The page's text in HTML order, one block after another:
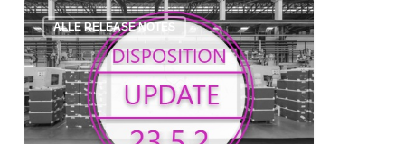
Update:
Version
23.5.2
ALLE RELEASE NOTES